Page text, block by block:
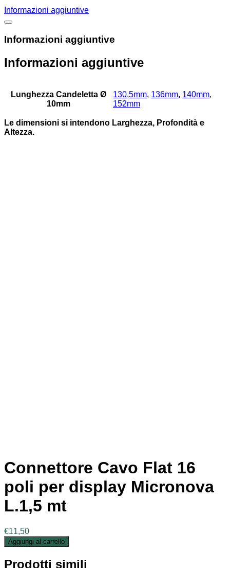
Informazioni aggiuntive
Informazioni aggiuntive
Informazioni aggiuntive
Lunghezza Candeletta Ø
10mm
130,5mm, 136mm, 140mm,
152mm
Le dimensioni si intendono Larghezza, Profondità e
Altezza.
Connettore Cavo Flat 16
poli per display Micronova
L.1,5 mt
€11,50
Aggiungi al carrello
Prodotti simili